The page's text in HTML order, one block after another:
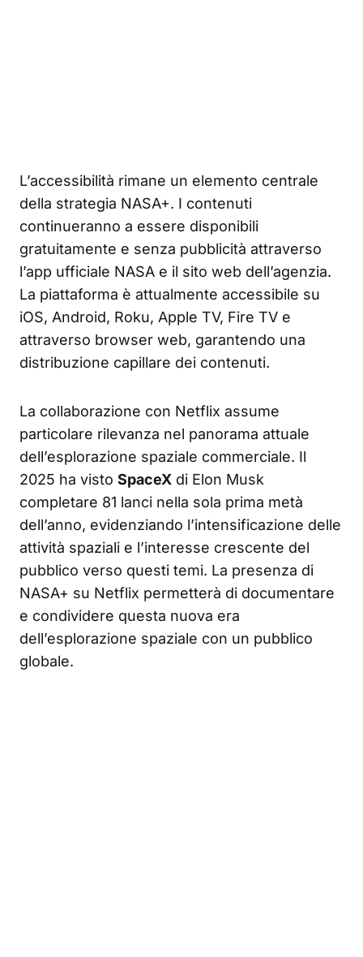
L’accessibilità rimane un elemento centrale
della strategia NASA+. I contenuti
continueranno a essere disponibili
gratuitamente e senza pubblicità attraverso
l’app ufficiale NASA e il sito web dell’agenzia.
La piattaforma è attualmente accessibile su
iOS, Android, Roku, Apple TV, Fire TV e
attraverso browser web, garantendo una
distribuzione capillare dei contenuti.
La collaborazione con Netflix assume
particolare rilevanza nel panorama attuale
dell’esplorazione spaziale commerciale. Il
2025 ha visto SpaceX di Elon Musk
completare 81 lanci nella sola prima metà
dell’anno, evidenziando l’intensificazione delle
attività spaziali e l’interesse crescente del
pubblico verso questi temi. La presenza di
NASA+ su Netflix permetterà di documentare
e condividere questa nuova era
dell’esplorazione spaziale con un pubblico
globale.